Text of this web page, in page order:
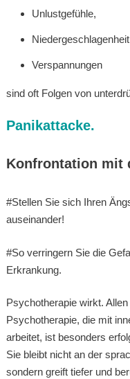
Unlustgefühle,
Verspannungen
sind oft Folgen von
Panikattacke.
Konfrontation mit
#Stellen Sie sich Ihren
auseinander!
#So verringern Sie die
Erkrankung.
Psychotherapie wirkt.
Psychotherapie, die mit
arbeitet, ist besonders
Sie bleibt nicht an der
sondern greift tiefer und